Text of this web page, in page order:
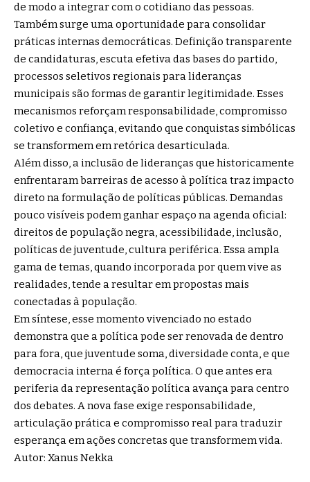
de modo a integrar com o cotidiano das pessoas.
Também surge uma oportunidade para consolidar
práticas internas democráticas. Definição transparente
de candidaturas, escuta efetiva das bases do partido,
processos seletivos regionais para lideranças
municipais são formas de garantir legitimidade. Esses
mecanismos reforçam responsabilidade, compromisso
coletivo e confiança, evitando que conquistas simbólicas
se transformem em retórica desarticulada.
Além disso, a inclusão de lideranças que historicamente
enfrentaram barreiras de acesso à política traz impacto
direto na formulação de políticas públicas. Demandas
pouco visíveis podem ganhar espaço na agenda oficial:
direitos de população negra, acessibilidade, inclusão,
políticas de juventude, cultura periférica. Essa ampla
gama de temas, quando incorporada por quem vive as
realidades, tende a resultar em propostas mais
conectadas à população.
Em síntese, esse momento vivenciado no estado
demonstra que a política pode ser renovada de dentro
para fora, que juventude soma, diversidade conta, e que
democracia interna é força política. O que antes era
periferia da representação política avança para centro
dos debates. A nova fase exige responsabilidade,
articulação prática e compromisso real para traduzir
esperança em ações concretas que transformem vida.
Autor: Xanus Nekka